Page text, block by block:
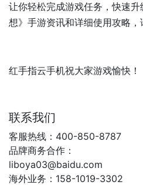
让你轻松完成游戏任务，快速
想》 手游资讯和详细使用攻略，
红手指云手机祝大家游戏愉快！
联系我们
客服热线：400-850-8787
品牌商务合作：
liboya03@baidu.com
海外业务：158-1019-3302